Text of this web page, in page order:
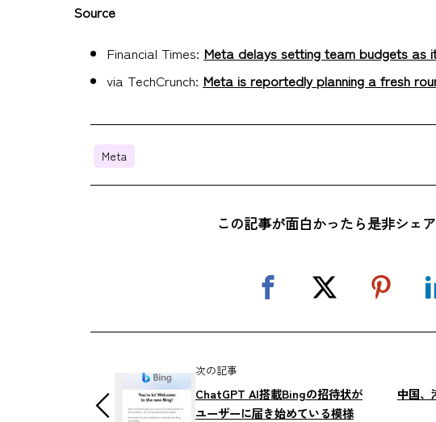
Source
Financial Times: Meta delays setting team budgets as
via TechCrunch: Meta is reportedly planning a fresh
Meta
この記事が面白かったら是非シェ
次の記事
ChatGPT AI搭載Bingの招待状が
ユーザーに届き始めている模様
中国、